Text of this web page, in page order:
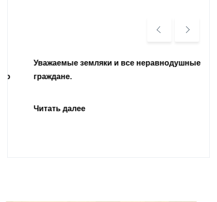
Уважаемые земляки и все неравнодушные
граждане.
Читать далее